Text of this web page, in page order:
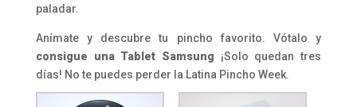
paladar.
Anímate y descubre tu pincho favorito. Vótalo y
consigue una Tablet Samsung ¡Solo quedan tres
días! No te puedes perder la Latina Pincho Week.